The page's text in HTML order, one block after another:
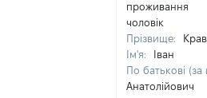
проживання
чоловік
Прізвище:
Ім'я:
Іван
По батькові (за
Анатолійович